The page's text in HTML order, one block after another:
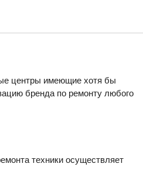
центры имеющие хотя бы
бренда по ремонту любого
техники осуществляет